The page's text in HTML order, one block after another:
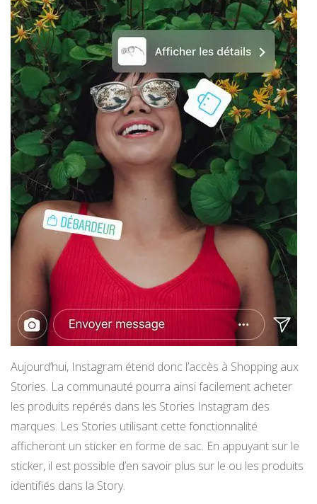
Aujourd’hui, Instagram étend donc l’accès à Shopping aux
Stories. La communauté pourra ainsi facilement acheter
les produits repérés dans les Stories Instagram des
marques. Les Stories utilisant cette fonctionnalité
afficheront un sticker en forme de sac. En appuyant sur le
sticker, il est possible d’en savoir plus sur le ou les produits
identifiés dans la Story.